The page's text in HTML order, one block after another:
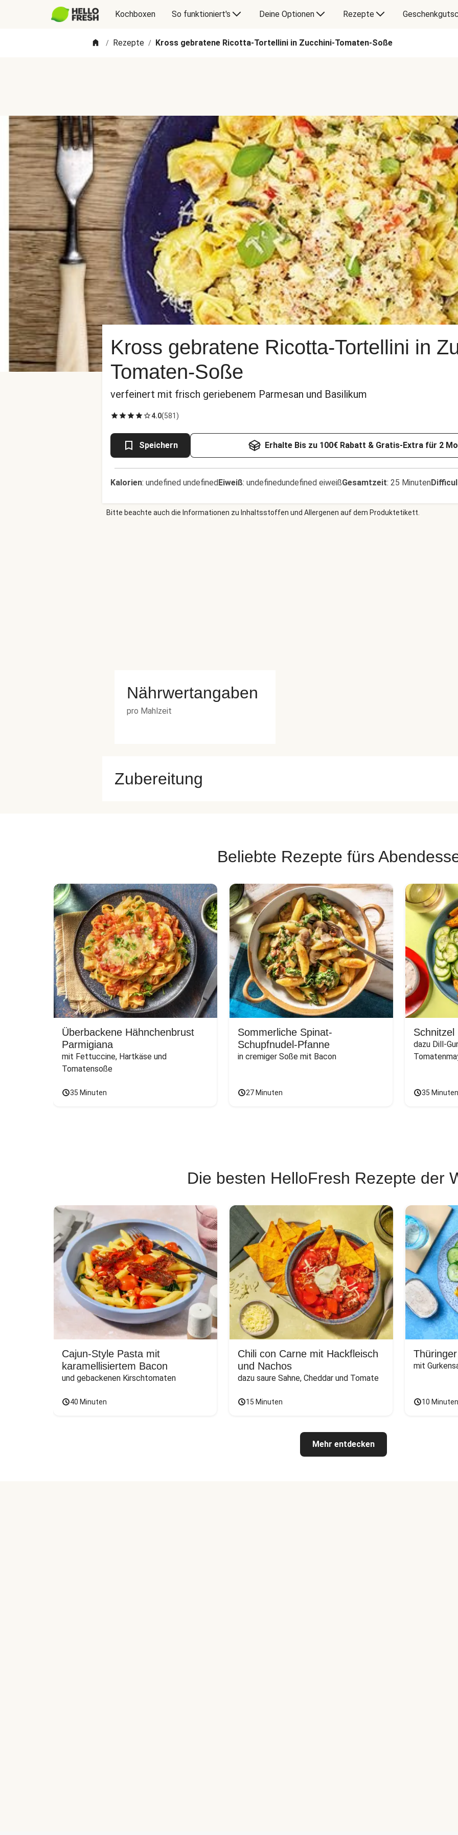
Kochboxen So funktioniert's Deine Optionen Rezepte
/ Rezepte / Kross gebratene Ricotta-Tortellini in Zucchini-Tomaten-Soße
Kross gebratene Ricotta-Tortellini in
Tomaten-Soße
verfeinert mit frisch geriebenem Parmesan und Basilikum
4.0(581 )
Speichern Erhalte Bis zu 100€ Rabatt & Gratis-Extra für 2
Kalorien: undefined undefinedEiweiß: undefinedundefined eiweißGesamtzeit: 25 Minuten
Bitte beachte auch die Informationen zu Inhaltsstoffen und Allergenen auf dem Produktetikett.
Nährwertangaben
pro Mahlzeit
Zubereitung
Beliebte Rezepte fürs
Überbackene Hähnchenbrust
Parmigiana
mit Fettuccine, Hartkäse und
Tomatensoße
35 Minuten
Sommerliche Spinat-
Schupfnudel-Pfanne
in cremiger Soße mit Bacon
27 Minuten
dazu Dill-
35 Minuten
Die besten HelloFresh Rezepte der
Cajun-Style Pasta mit
karamellisiertem Bacon
und gebackenen Kirschtomaten
40 Minuten
Chili con Carne mit Hackfleisch
und Nachos
dazu saure Sahne, Cheddar und Tomate
15 Minuten
mit
10 Minuten
Mehr entdecken